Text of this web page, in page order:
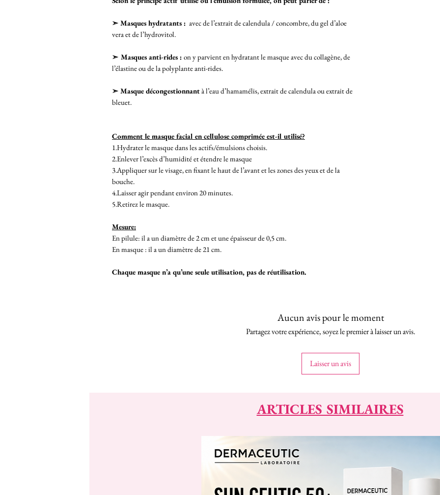
➣ Masques hydratants : avec de l’extrait de calendula / concombre, du gel d’aloe
vera et de l’hydrovitol.
➣ Masques anti-rides : on y parvient en hydratant le masque avec du collagène, de
l’élastine ou de la polyplante anti-rides.
➣ Masque décongestionnantà l’eau d’hamamélis, extrait de calendula ou extrait de
bleuet.
Comment le masque facial en cellulose comprimée est-il utilisé?
1.Hydrater le masque dans les actifs/émulsions choisis.
2.Enlever l’excès d’humidité et étendre le masque
3.Appliquer sur le visage, en fixant le haut de l’avant et les zones des yeux et de la
bouche.
4.Laisser agir pendant environ 20 minutes.
5.Retirez le masque.
Mesure:
En pilule: il a un diamètre de 2 cm et une épaisseur de 0,5 cm.
En masque : il a un diamètre de 21 cm.
Chaque masque n’a qu’une seule utilisation, pas de réutilisation.
Aucun avis pour le moment
Partagez votre expérience, soyez le premier à laisser un avis.
Laisser un avis
ARTICLES SIMILAIRES